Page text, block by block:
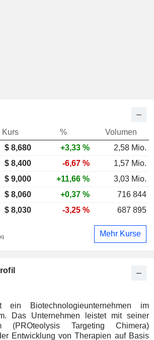
Biotechnologieunternehmen im
Das Unternehmen leistet mit seiner
(PROteolysis Targeting Chimera)
Entwicklung von Therapien auf Basis
Kurs %
Volumen
$ 8,680 +3,33 %
2,58 Mio.
$ 8,400 -6,67 %
1,57 Mio.
$ 9,000 +11,66 %
3,03 Mio.
$ 8,060 +0,37 %
716 844
$ 8,030 -3,25 % 687 895
Mehr Kurse